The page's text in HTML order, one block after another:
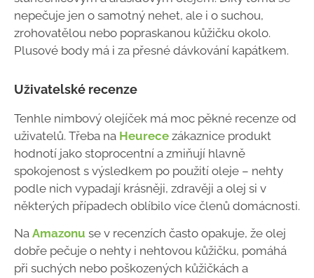
nepečuje jen o samotný nehet, ale i o suchou,
zrohovatělou nebo popraskanou kůžičku okolo.
Plusové body má i za přesné dávkování kapátkem.
Uživatelské recenze
Tenhle nimbový olejíček má moc pěkné recenze od
uživatelů. Třeba na Heurece zákaznice produkt
hodnotí jako stoprocentní a zmiňují hlavně
spokojenost s výsledkem po použití oleje – nehty
podle nich vypadají krásněji, zdravěji a olej si v
některých případech oblíbilo více členů domácnosti.
Na Amazonu se v recenzích často opakuje, že olej
dobře pečuje o nehty i nehtovou kůžičku, pomáhá
při suchých nebo poškozených kůžičkách a